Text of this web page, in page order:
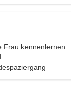
Frau kennenlernen